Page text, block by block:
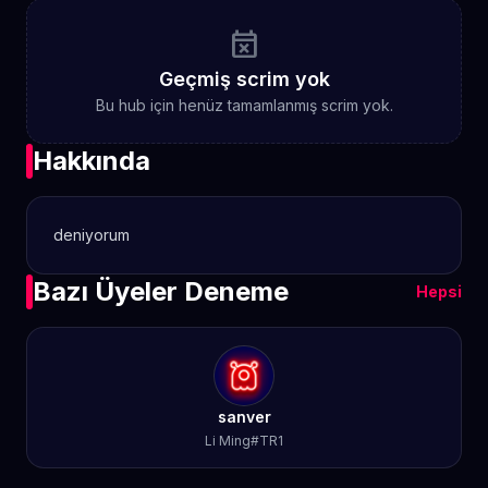
event_busy
Geçmiş scrim yok
Bu hub için henüz tamamlanmış scrim yok.
Hakkında
deniyorum
Bazı Üyeler Deneme Hepsi
sanver
Li Ming#TR1